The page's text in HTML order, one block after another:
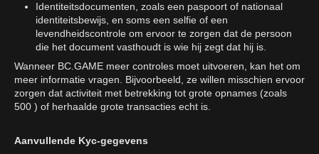
Identiteitsdocumenten, zoals een paspoort of nationaal
identiteitsbewijs, en soms een selfie of een
levendheidscontrole om ervoor te zorgen dat de persoon
die het document vasthoudt is wie hij zegt dat hij is.
Wanneer BC.GAME meer controles moet uitvoeren, kan het om
meer informatie vragen. Bijvoorbeeld, ze willen misschien ervoor
zorgen dat activiteit met betrekking tot grote opnames (zoals
500 ) of herhaalde grote transacties echt is.
Aanvullende Kyc-gegevens